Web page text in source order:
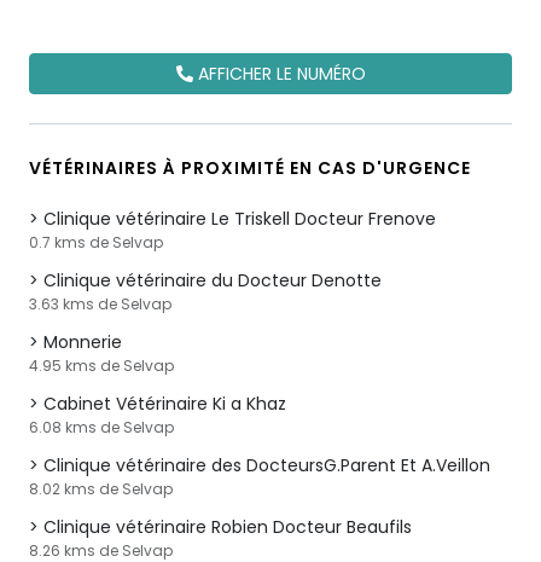
AFFICHER LE NUMÉRO
VÉTÉRINAIRES À PROXIMITÉ EN CAS D'URGENCE
Clinique vétérinaire Le Triskell Docteur Frenove
0.7 kms de Selvap
Clinique vétérinaire du Docteur Denotte
3.63 kms de Selvap
Monnerie
4.95 kms de Selvap
Cabinet Vétérinaire Ki a Khaz
6.08 kms de Selvap
Clinique vétérinaire des DocteursG.Parent Et A.Veillon
8.02 kms de Selvap
Clinique vétérinaire Robien Docteur Beaufils
8.26 kms de Selvap